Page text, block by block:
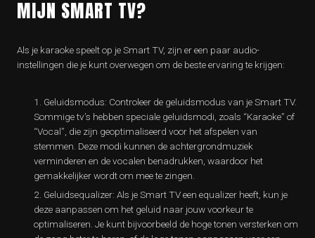
MIJN SMART TV?
Als je karaoke speelt op je Smart TV, zijn er een paar audio-
instellingen die je kunt overwegen om de beste ervaring te krijgen:
Geluidsmodus: Controleer de geluidsmodus van je Smart TV.
Sommige tv’s hebben speciale geluidsmodi, zoals “Karaoke” of
“Vocal”, die zijn geoptimaliseerd voor het afspelen van
stemmen. Deze modi kunnen de achtergrondmuziek
verminderen en de vocalen benadrukken, waardoor het
gemakkelijker wordt om mee te zingen.
Geluidsequalizer: Als je Smart TV een equalizer heeft, kun je
deze aanpassen om het geluid naar jouw voorkeur te
optimaliseren. Je kunt bijvoorbeeld de hoge tonen versterken om